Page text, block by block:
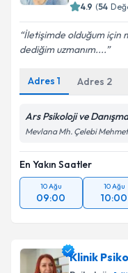
4.9 (54
İletişimde olduğum için
dediğim uzmanım....
Adres 1 Adres 2
Ars Psikoloji ve
Mevlana Mh. Çelebi
En Yakın Saatler
10 Ağu
09:00
10 Ağu
10:00
Klinik